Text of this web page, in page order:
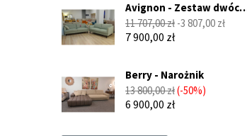
Avignon - Zestaw dwóch
sof...
Cena
podstawowa
11 707,00 zł -3 807,00 złCena
7 900,00 zł
Berry - Narożnik
Cena
podstawowa
13 800,00 zł -50%
6 900,00 zł